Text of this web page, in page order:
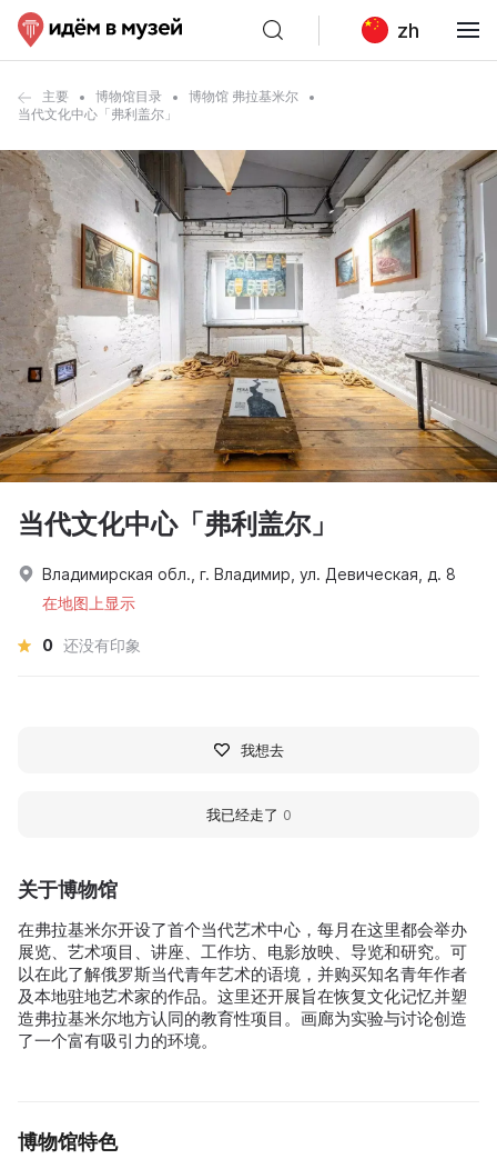
zh
主要 博物馆目录
博物馆 弗拉基米尔
当代文化中心「弗利盖尔」
关于博物馆
在弗拉基米尔开设了首个当代艺术中心，每月在这里都会举办
展览、艺术项目、讲座、工作坊、电影放映、导览和研究。可
以在此了解俄罗斯当代青年艺术的语境，并购买知名青年作者
及本地驻地艺术家的作品。这里还开展旨在恢复文化记忆并塑
造弗拉基米尔地方认同的教育性项目。画廊为实验与讨论创造
了一个富有吸引力的环境。
博物馆特色
当代文化中心「弗利盖尔」
Владимирская обл., г. Владимир, ул. Девическая, д. 8
在地图上显示
0 还没有印象
我想去
我已经走了 0